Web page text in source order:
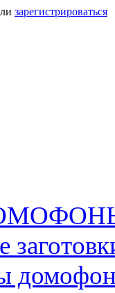
зарегистрироваться